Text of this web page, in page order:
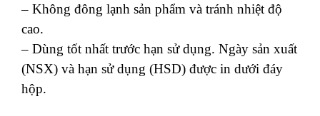
– Không đông lạnh sản phẩm và tránh nhiệt độ
cao.
– Dùng tốt nhất trước hạn sử dụng. Ngày sản xuất
(NSX) và hạn sử dụng (HSD) được in dưới đáy
hộp.